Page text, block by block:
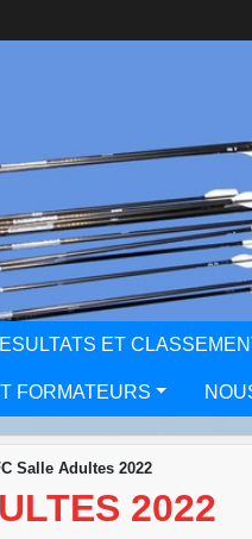
ET
FORMATEURS
Salle Adultes 2022
2022